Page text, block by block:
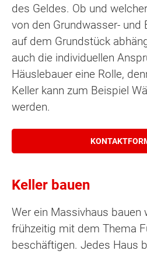
des Geldes. Ob und
von den Grundwasser- und
auf dem Grundstück
auch die individuellen
Häuslebauer eine Rolle,
Keller kann zum Beispiel
werden.
Keller bauen
Wer ein Massivhaus bauen
frühzeitig mit dem Thema
beschäftigen. Jedes Haus